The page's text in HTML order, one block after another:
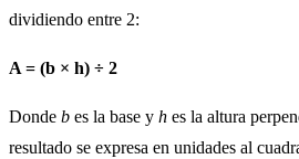
dividiendo entre 2:
A = (b × h) ÷ 2
Donde b es la base y h es la altura
resultado se expresa en unidades al